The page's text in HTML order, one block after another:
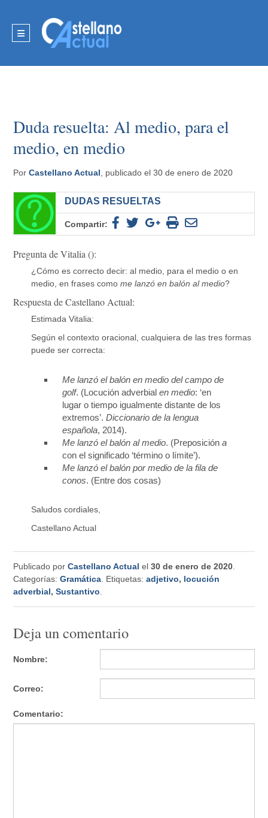
Duda resuelta: Al medio, para el
medio, en medio
PorCastellano Actual , publicado el 30 de enero de 2020
DUDAS RESUELTAS
Compartir:
Pregunta de Vitalia ():
¿Cómo es correcto decir: al medio, para el medio o en
medio, en frases comome lanzó en balón al medio?
Respuesta de Castellano Actual:
Estimada Vitalia:
Según el contexto oracional, cualquiera de las tres formas
puede ser correcta:
Me lanzó el balón en medio del campo de
golf. (Locución adverbial en medio: ‘en
lugar o tiempo igualmente distante de los
extremos’. Diccionario de la lengua
española, 2014).
Me lanzó el balón al medio. (Preposicióna
con el significado ‘término o límite’).
Me lanzó el balón por medio de la fila de
conos. (Entre dos cosas)
Saludos cordiales,
Castellano Actual
Publicado porCastellano Actual el30 de enero de 2020
Categorías:Gramática . Etiquetas:adjetivo, locución
adverbial,Sustantivo
Deja un comentario
Nombre:
Correo:
Comentario: